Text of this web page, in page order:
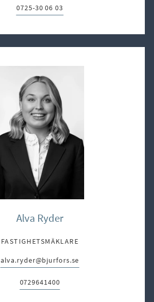
Telefon:
0725-30 06 03
Alva Ryder
FASTIGHETSMÄKLARE
E-post:
alva.ryder@bjurfors.se
Telefon:
0729641400